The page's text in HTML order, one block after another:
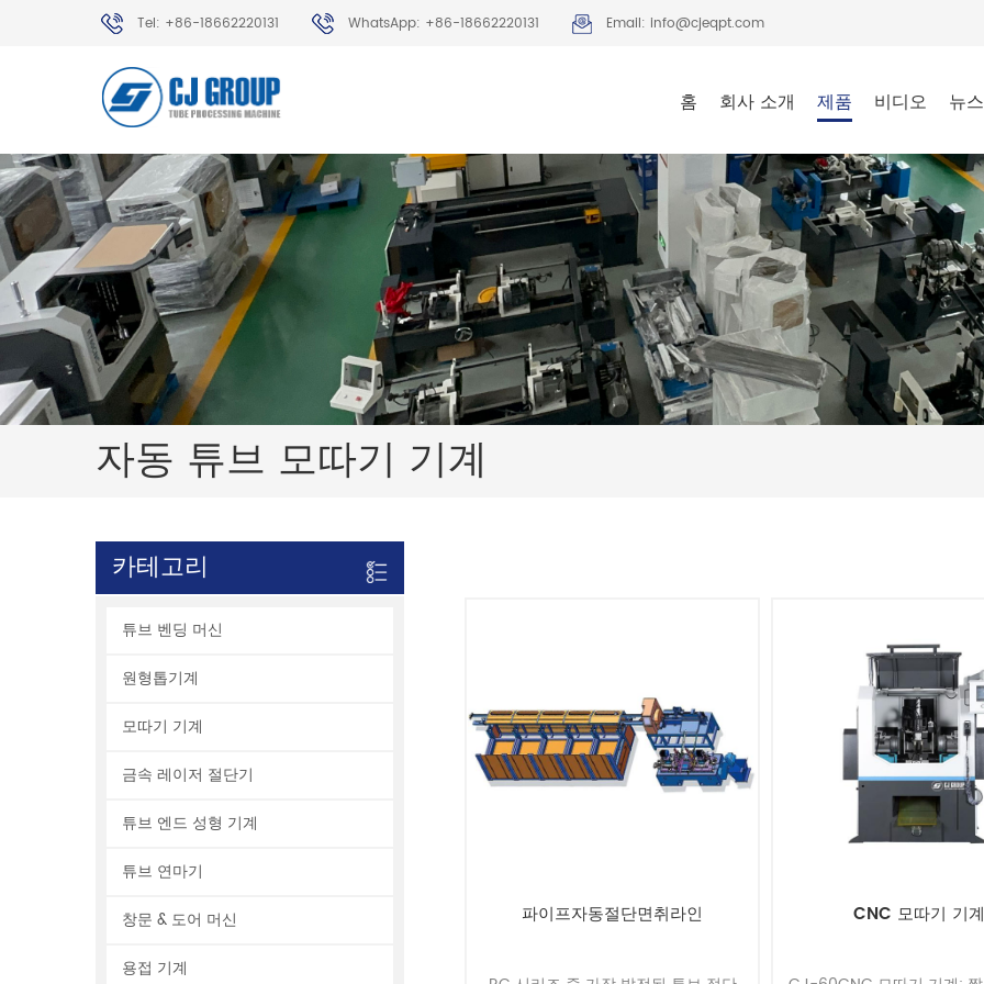
Tel: +86-18662220131 WhatsApp: +86-18662220131 Email: info@cjeqpt.com
홈 회사 소개 제품 비디오 뉴스
자동 튜브 모따기 기계
카테고리
튜브 벤딩 머신
원형톱기계
모따기 기계
금속 레이저 절단기
튜브 엔드 성형 기계
튜브 연마기
창문 & 도어 머신
용접 기계
파이프자동절단면취라인 CNC 모따기 기계